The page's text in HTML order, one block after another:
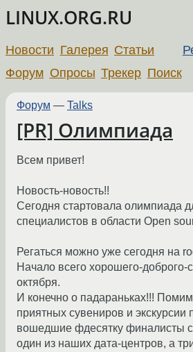
LINUX.ORG.RU
Новости Галерея Статьи
Форум Опросы Трекер Поиск
Форум — Talks
[PR] Олимпиада
Всем привет!
Новость-новость!!
Сегодня стартовала олимпиада
специалистов в области Open
Регаться можно уже сегодня на
Начало всего хорошего-доброго-
октября.
И конечно о падараньках!!!
приятных сувениров и экскурсии
вошедшие фдесятку финалисты
один из наших дата-центров, а